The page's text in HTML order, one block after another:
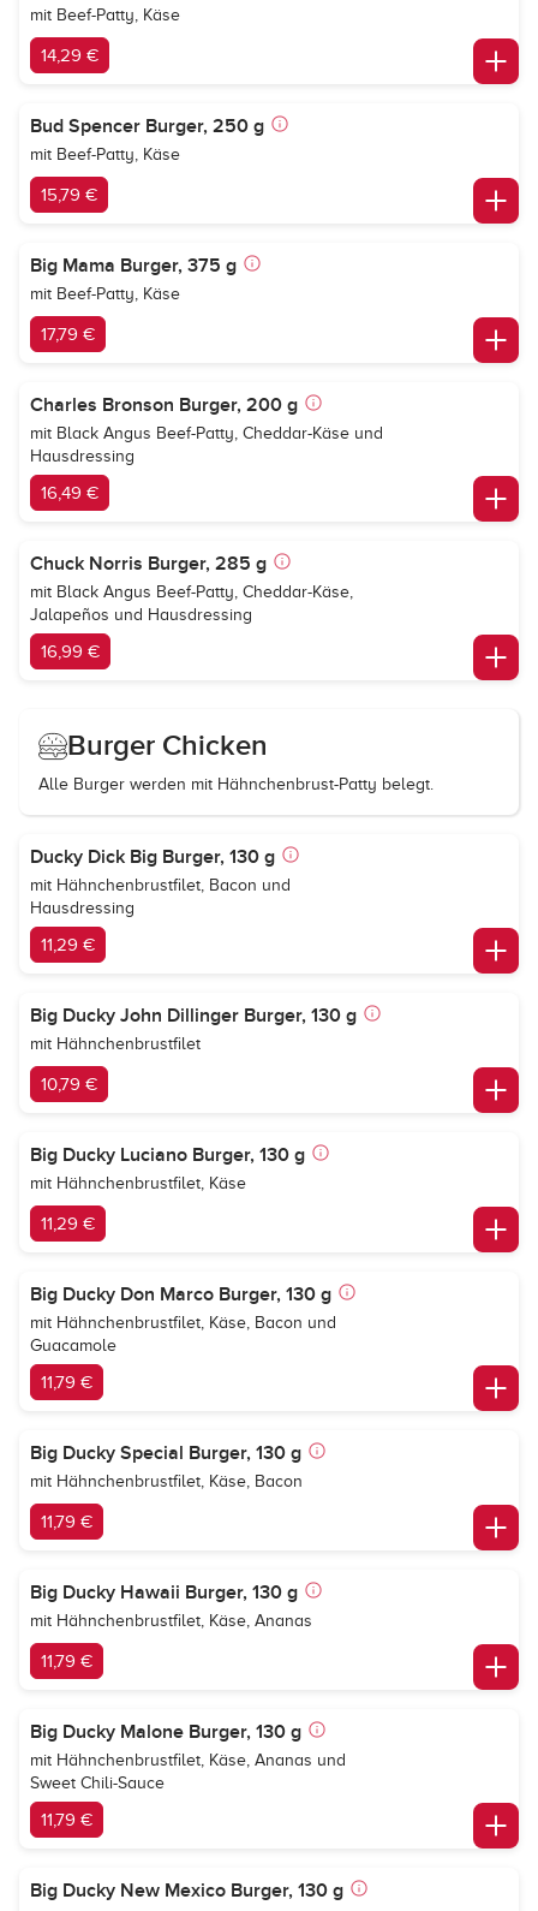
mit Beef-Patty, Käse
14,29 €
Bud Spencer Burger, 250 g
mit Beef-Patty, Käse
15,79 €
Big Mama Burger, 375 g
mit Beef-Patty, Käse
17,79 €
Charles Bronson Burger, 200 g
mit Black Angus Beef-Patty, Cheddar-Käse und
Hausdressing
16,49 €
Chuck Norris Burger, 285 g
mit Black Angus Beef-Patty, Cheddar-Käse,
Jalapeños und Hausdressing
16,99 €
Burger Chicken
Alle Burger werden mit Hähnchenbrust-Patty belegt.
Ducky Dick Big Burger, 130 g
mit Hähnchenbrustfilet, Bacon und
Hausdressing
11,29 €
Big Ducky John Dillinger Burger, 130 g
mit Hähnchenbrustfilet
10,79 €
Big Ducky Luciano Burger, 130 g
mit Hähnchenbrustfilet, Käse
11,29 €
Big Ducky Don Marco Burger, 130 g
mit Hähnchenbrustfilet, Käse, Bacon und
Guacamole
11,79 €
Big Ducky Special Burger, 130 g
mit Hähnchenbrustfilet, Käse, Bacon
11,79 €
Big Ducky Hawaii Burger, 130 g
mit Hähnchenbrustfilet, Käse, Ananas
11,79 €
Big Ducky Malone Burger, 130 g
mit Hähnchenbrustfilet, Käse, Ananas und
Sweet Chili-Sauce
11,79 €
Big Ducky New Mexico Burger, 130 g